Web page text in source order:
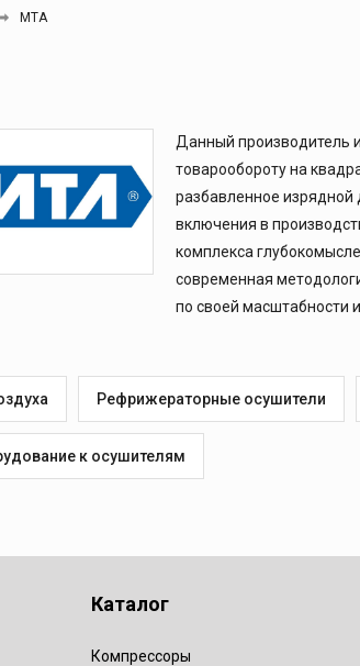
качества
для контроля
ПЕСКОСТРУЙНОЕ ОБОРУДОВАНИЕ
MTA
Данный производитель
товарообороту на
разбавленное
включения в
комплекса
современная
по своей масштабности
Рефрижераторные осушители
к осушителям
Каталог
Компрессоры